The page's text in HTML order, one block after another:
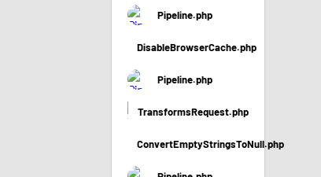
Pipeline.php
DisableBrowserCache.php
Pipeline.php
TransformsRequest.php
ConvertEmptyStringsToNull.php